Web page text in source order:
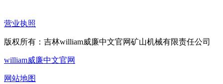
营业执照
版权所有：吉林william威廉中文官网矿山机械有限责任公司
william威廉中文官网
网站地图